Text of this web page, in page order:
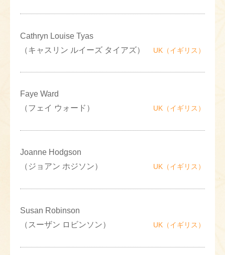
Cathryn Louise Tyas
（キャスリン ルイーズ タイアズ）
UK（イギリス）
Faye Ward
（フェイ ウォード）
UK（イギリス）
Joanne Hodgson
（ジョアン ホジソン）
UK（イギリス）
Susan Robinson
（スーザン ロビンソン）
UK（イギリス）